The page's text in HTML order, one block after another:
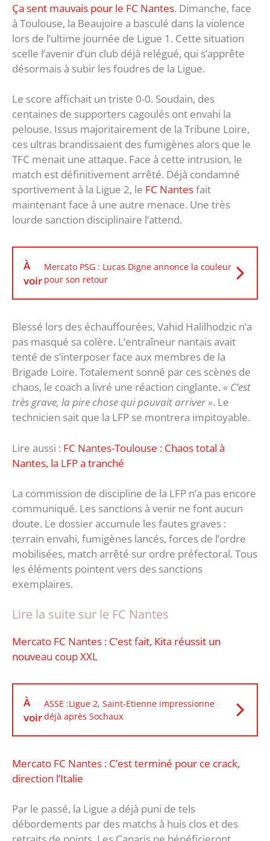
Ça sent mauvais pour le FC Nantes. Dimanche, face
à Toulouse, la Beaujoire a basculé dans la violence
lors de l’ultime journée de Ligue 1. Cette situation
scelle l’avenir d’un club déjà relégué, qui s’apprête
désormais à subir les foudres de la Ligue.
Le score affichait un triste 0-0. Soudain, des
centaines de supporters cagoulés ont envahi la
pelouse. Issus majoritairement de la Tribune Loire,
ces ultras brandissaient des fumigènes alors que le
TFC menait une attaque. Face à cette intrusion, le
match est définitivement arrêté. Déjà condamné
sportivement à la Ligue 2, le FC Nantesfait
maintenant face à une autre menace. Une très
lourde sanction disciplinaire l’attend.
À
voir
Mercato PSG : Lucas Digne annonce la couleur
pour son retour
Blessé lors des échauffourées, Vahid Halilhodzic n’a
pas masqué sa colère. L’entraîneur nantais avait
tenté de s’interposer face aux membres de la
Brigade Loire. Totalement sonné par ces scènes de
chaos, le coach a livré une réaction cinglante. « C’est
très grave, la pire chose qui pouvait arriver ». Le
technicien sait que la LFP se montrera impitoyable.
Lire aussi : FC Nantes-Toulouse : Chaos total à
Nantes, la LFP a tranché
La commission de discipline de la LFP n’a pas encore
communiqué. Les sanctions à venir ne font aucun
doute. Le dossier accumule les fautes graves :
terrain envahi, fumigènes lancés, forces de l’ordre
mobilisées, match arrêté sur ordre préfectoral. Tous
les éléments pointent vers des sanctions
exemplaires.
Lire la suite sur le FC Nantes
Mercato FC Nantes : C’est fait, Kita réussit un
nouveau coup XXL
À
voir
ASSE :Ligue 2, Saint-Etienne impressionne
déjà après Sochaux
Mercato FC Nantes : C’est terminé pour ce crack,
direction l’Italie
Par le passé, la Ligue a déjà puni de tels
débordements par des matchs à huis clos et des